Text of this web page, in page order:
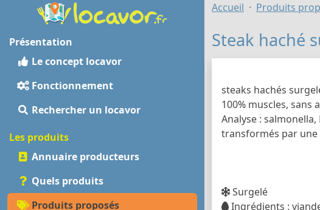
Présentation
Le concept locavor
Fonctionnement
Rechercher un locavor
Les produits
Annuaire producteurs
Quels produits
Produits proposés
Accueil Produits
Steak haché
steaks hachés
100% muscles,
Analyse :
transformés par
Surgelé
Ingrédients :